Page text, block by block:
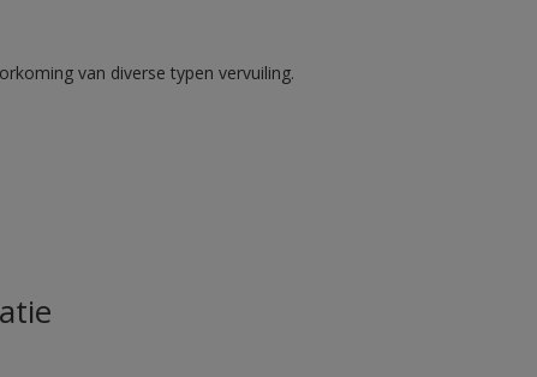
van diverse typen vervuiling.